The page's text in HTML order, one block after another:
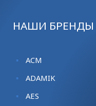
НАШИ БРЕНДЫ
ACM
ADAMIK
AES